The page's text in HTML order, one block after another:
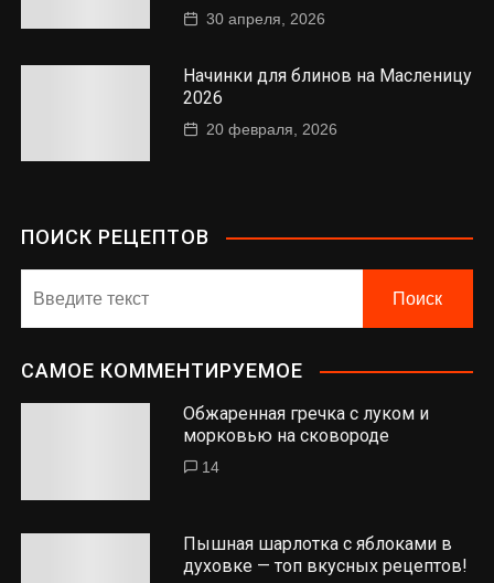
30 апреля, 2026
Начинки для блинов на Масленицу
2026
20 февраля, 2026
ПОИСК РЕЦЕПТОВ
САМОЕ КОММЕНТИРУЕМОЕ
Обжаренная гречка с луком и
морковью на сковороде
14
Пышная шарлотка с яблоками в
духовке — топ вкусных рецептов!